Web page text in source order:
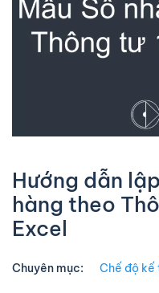
Hướng dẫn
hàng theo
Excel
Chuyên mục: Chế độ kế